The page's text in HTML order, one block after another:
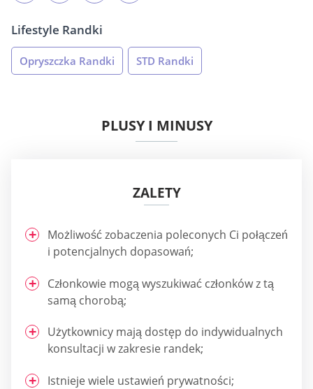
Lifestyle Randki
Opryszczka Randki STD Randki
PLUSY I MINUSY
ZALETY
Możliwość zobaczenia poleconych Ci połączeń
i potencjalnych dopasowań;
Członkowie mogą wyszukiwać członków z tą
samą chorobą;
Użytkownicy mają dostęp do indywidualnych
konsultacji w zakresie randek;
Istnieje wiele ustawień prywatności;